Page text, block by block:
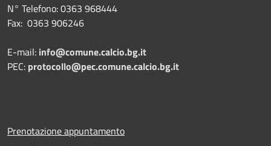
N° Telefono: 0363 968444
Fax: 0363 906246
E-mail: info@comune.calcio.bg.it
PEC: protocollo@pec.comune.calcio.bg.it
Prenotazione appuntamento